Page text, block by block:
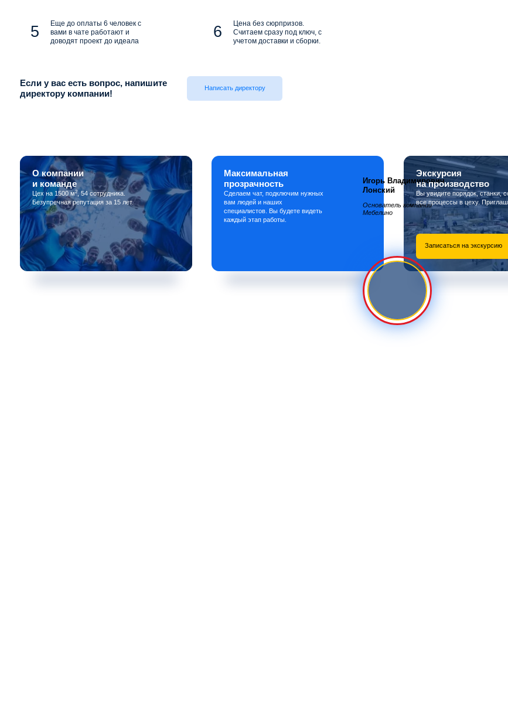
Еще до оплаты 6 человек с
вами в чате работают и
доводят проект до идеала
Цена без сюрпризов.
Считаем сразу под ключ, с
учетом доставки и сборки.
Если у вас есть вопрос, напишите
директору компании!
Написать директору
Игорь Владимирович
Лонский
Основатель компании
Мебелино
О компании
и команде
Цех на 1500 м2, 54 сотрудника.
Безупречная репутация за 15 лет.
Максимальная
прозрачность
Сделаем чат, подключим нужных
вам людей и наших
специалистов. Вы будете видеть
каждый этап работы.
Экскурсия
на производство
Вы увидите порядок, станки,
все процессы в цеху.
Записаться на экскурсию